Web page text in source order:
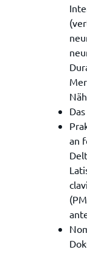
an